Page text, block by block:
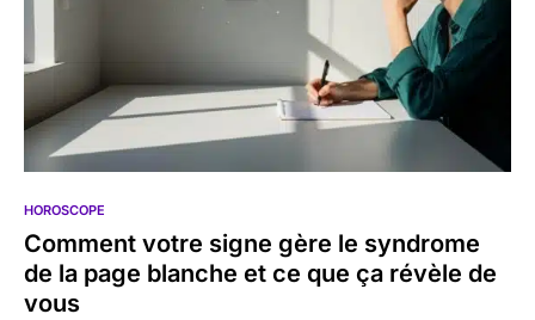
HOROSCOPE
Comment votre signe gère le syndrome
de la page blanche et ce que ça révèle de
vous